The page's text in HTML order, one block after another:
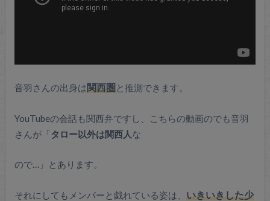
音羽さんの出身は関西圏 と推測できます。
YouTubeの会話も関西弁ですし、こちらの動画のでも音羽
さんが「 タロー以外は関西人な
ので…」とあります。
それにしてもメンバーと戯れている姿は、 いきいきした少